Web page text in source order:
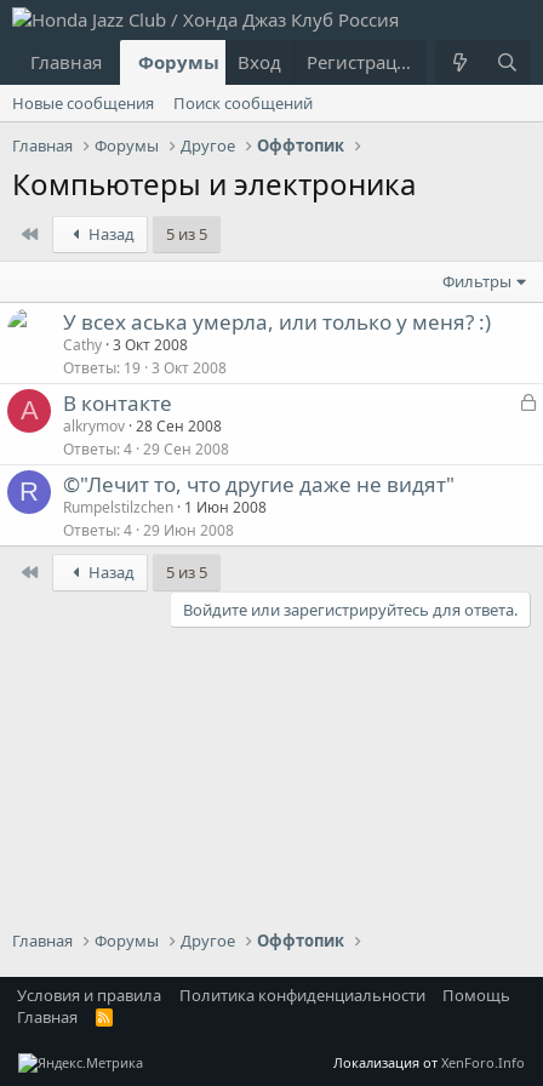
Главная Форумы Что нового?
Вход Регистрация
Новые сообщения
Поиск сообщений
Главная
Форумы Другое Оффтопик
Компьютеры и электроника
Назад 5 из 5
Фильтры
У всех аська умерла, или только у меня? :)
Cathy 3 Окт 2008
Ответы 19 3 Окт 2008
A
а
В контакте
alkrymov 28 Сен 2008
Ответы 4 29 Сен 2008
R ©"Лечит то, что другие даже не видят"
Rumpelstilzchen 1 Июн 2008
Ответы 4 29 Июн 2008
Назад
5 из 5
Войдите или зарегистрируйтесь для ответа.
Главная Форумы Другое Оффтопик
Условия и правила Политика конфиденциальности
Помощь
Главная
R
Локализация от XenForo.Info